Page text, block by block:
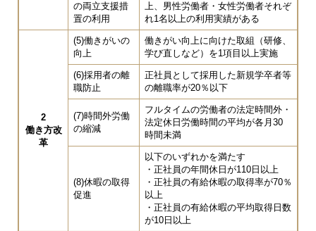
の両立支援措
置の利用
上、男性労働者・女性労働者それぞ
れ1名以上の利用実績がある
2
働き方改
革
(5)働きがいの
向上
働きがい向上に向けた取組（研修、
学び直しなど）を1項目以上実施
(6)採用者の離
職防止
正社員として採用した新規学卒者等
の離職率が20％以下
(7)時間外労働
の縮減
フルタイムの労働者の法定時間外・
法定休日労働時間の平均が各月30
時間未満
(8)休暇の取得
促進
以下のいずれかを満たす
・正社員の年間休日が110日以上
・正社員の有給休暇の取得率が70％
以上
・正社員の有給休暇の平均取得日数
が10日以上